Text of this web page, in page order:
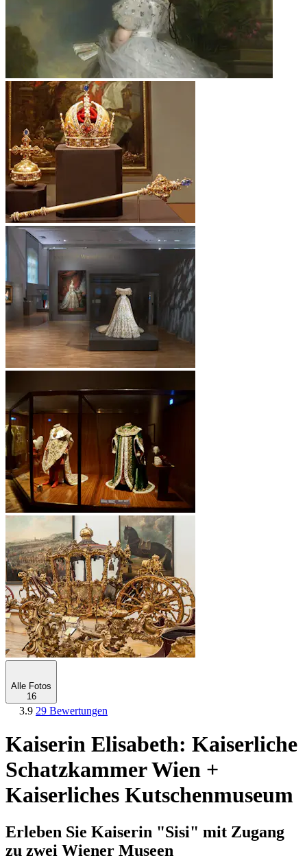
Alle Fotos
16
3.9 29 Bewertungen
Kaiserin Elisabeth: Kaiserliche
Schatzkammer Wien +
Kaiserliches Kutschenmuseum
Erleben Sie Kaiserin "Sisi" mit Zugang
zu zwei Wiener Museen